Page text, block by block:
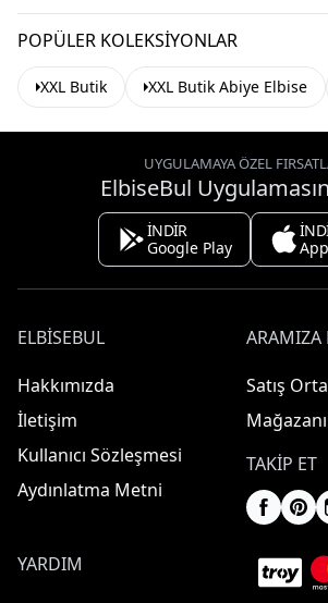
POPÜLER KOLEKSIYONLAR
XXL Butik XXL Butik Abiye Elbise
UYGULAMAYA ÖZEL
ElbiseBul
İNDİR
Google Play
ELBISEBUL
Hakkımızda
İletişim
Kullanıcı Sözleşmesi
Aydınlatma Metni
ARAMIZA
Satış
TAKIP ET
YARDIM